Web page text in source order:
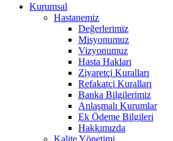
Kurumsal
Hastanemiz
Değerlerimiz
Misyonumuz
Vizyonumuz
Hasta Hakları
Ziyaretçi Kuralları
Refakatçi Kuralları
Banka Bilgilerimiz
Anlaşmalı Kurumlar
Ek Ödeme Bilgileri
Hakkımızda
Kalite Yönetimi